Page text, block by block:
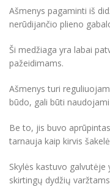
Ašmenys pagaminti iš
nerūdijančio plieno
Ši medžiaga yra labai
pažeidimams.
Ašmenys turi
būdo, gali būti
Be to, jis buvo
tarnauja kaip kirvis
Skylės kastuvo galvutėje
skirtingų dydžių